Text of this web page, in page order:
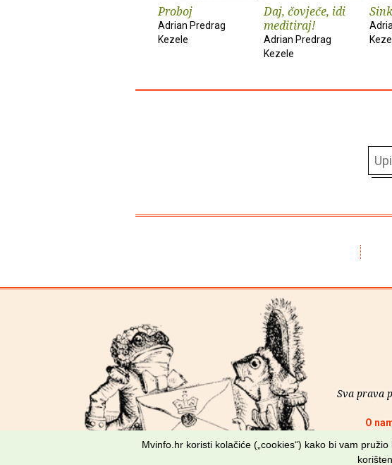
Proboj
Adrian Predrag
Kezele
Daj, čovječe, idi
meditiraj!
Adrian Predrag
Kezele
Sva prava
O
Mvinfo.hr koristi kolačiće („cookies“) kako bi vam